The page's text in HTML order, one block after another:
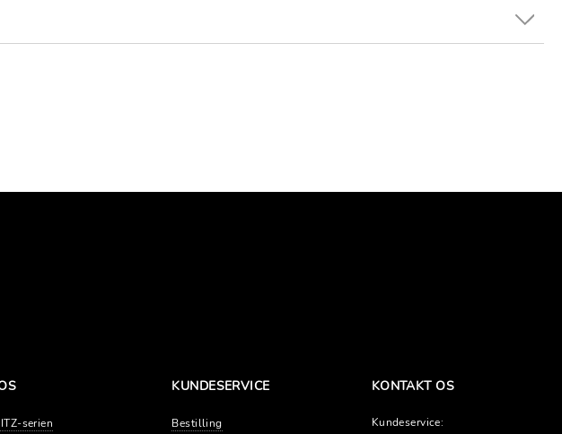
serien
KUNDESERVICE
Bestilling
KONTAKT OS
Kundeservice: